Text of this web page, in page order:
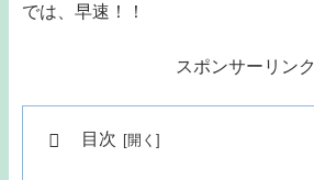
では、早速！！
スポンサーリンク
目次